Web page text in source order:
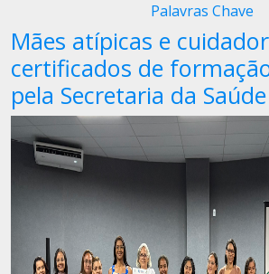
Palavras Chave
Mães atípicas e
certificados de
pela Secretaria da